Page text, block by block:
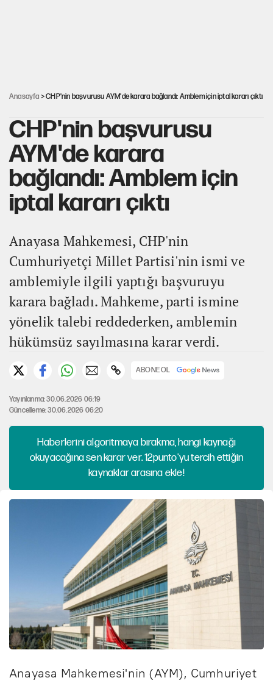
Anasayfa > CHP'nin başvurusu AYM'de karara bağlandı: Amblem için iptal kararı çıktı
CHP'nin başvurusu
AYM'de karara
bağlandı: Amblem için
iptal kararı çıktı
Anayasa Mahkemesi, CHP'nin
Cumhuriyetçi Millet Partisi'nin ismi ve
amblemiyle ilgili yaptığı başvuruyu
karara bağladı. Mahkeme, parti ismine
yönelik talebi reddederken, amblemin
hükümsüz sayılmasına karar verdi.
ABONE OL
Yayınlanma: 30.06.2026 06:19
Güncelleme: 30.06.2026 06:20
Haberlerini algoritmaya bırakma, hangi kaynağı
okuyacağına sen karar ver. 12punto'yu tercih ettiğin
kaynaklar arasına ekle!
Anayasa Mahkemesi'nin (AYM), Cumhuriyet